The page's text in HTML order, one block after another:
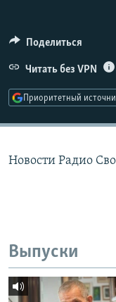
ПОДПИШИТЕСЬ НА
СОЦИАЛЬНЫЕ СЕТИ
Поделиться
Читать без VPN
Приоритетный
Новости Радио
Выпуски